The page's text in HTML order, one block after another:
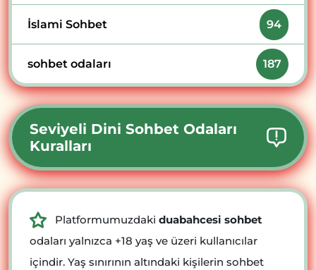
İslami Sohbet 94
sohbet odaları 187
Seviyeli Dini Sohbet Odaları
Kuralları
Platformumuzdaki duabahcesi sohbet
odaları yalnızca +18 yaş ve üzeri kullanıcılar
içindir. Yaş sınırının altındaki kişilerin sohbet